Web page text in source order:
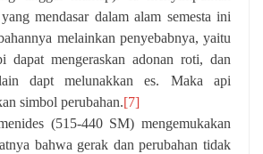
mendasar dalam alam semesta ini
melainkan penyebabnya, yaitu
dapat mengeraskan adonan roti, dan
dapt melunakkan es. Maka api
simbol perubahan.[7]
(515-440 SM) mengemukakan
bahwa gerak dan perubahan tidak